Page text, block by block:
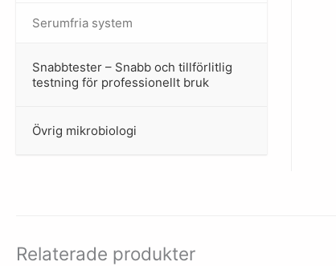
Serumfria system
Snabbtester – Snabb och tillförlitlig
testning för professionellt bruk
–
Övrig mikrobiologi
–
Relaterade produkter